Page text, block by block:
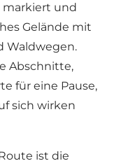
markiert und
Gelände mit
Waldwegen.
Abschnitte,
für eine Pause,
sich wirken
ist die